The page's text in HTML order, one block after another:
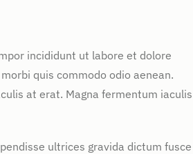
incididunt ut labore et dolore
quis commodo odio aenean.
at erat. Magna fermentum iaculis
ultrices gravida dictum fusce